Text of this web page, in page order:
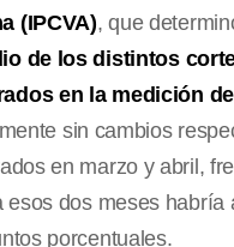
(IPCVA), que
de los distintos
en la medición
sin cambios
en marzo y abril,
esos dos meses habría
porcentuales.